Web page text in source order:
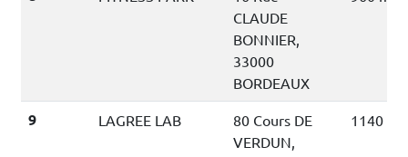
CLAUDE
BONNIER,
33000
BORDEAUX
9 LAGREE LAB
80 Cours DE
VERDUN,
1140